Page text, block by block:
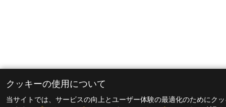
クッキーの使用について
当サイトでは、サービスの向上とユーザー体験の最適化のためにク